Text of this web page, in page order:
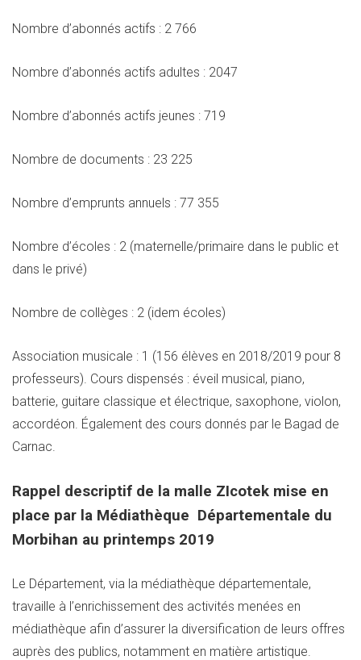
Nombre d’abonnés actifs : 2 766
Nombre d’abonnés actifs adultes : 2047
Nombre d’abonnés actifs jeunes : 719
Nombre de documents : 23 225
Nombre d’emprunts annuels : 77 355
Nombre d’écoles : 2 (maternelle/primaire dans le public et
dans le privé)
Nombre de collèges : 2 (idem écoles)
Association musicale : 1 (156 élèves en 2018/2019 pour 8
professeurs). Cours dispensés : éveil musical, piano,
batterie, guitare classique et électrique, saxophone, violon,
accordéon. Également des cours donnés par le Bagad de
Carnac.
Rappel descriptif de la malle ZIcotek mise en
place par la Médiathèque Départementale du
Morbihan au printemps 2019
Le Département, via la médiathèque départementale,
travaille à l’enrichissement des activités menées en
médiathèque afin d’assurer la diversification de leurs offres
auprès des publics, notamment en matière artistique.